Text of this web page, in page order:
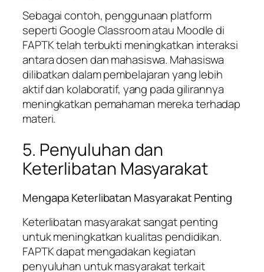
Sebagai contoh, penggunaan platform
seperti Google Classroom atau Moodle di
FAPTK telah terbukti meningkatkan interaksi
antara dosen dan mahasiswa. Mahasiswa
dilibatkan dalam pembelajaran yang lebih
aktif dan kolaboratif, yang pada gilirannya
meningkatkan pemahaman mereka terhadap
materi.
5. Penyuluhan dan
Keterlibatan Masyarakat
Mengapa Keterlibatan Masyarakat Penting
Keterlibatan masyarakat sangat penting
untuk meningkatkan kualitas pendidikan.
FAPTK dapat mengadakan kegiatan
penyuluhan untuk masyarakat terkait